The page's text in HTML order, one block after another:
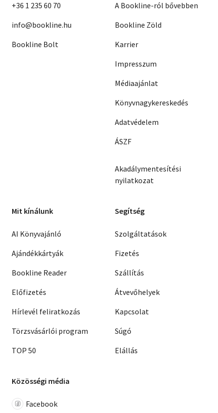
+36 1 235 60 70
info@bookline.hu
Bookline Bolt
A Bookline-ról bővebben
Bookline Zöld
Karrier
Impresszum
Médiaajánlat
Könyvnagykereskedés
Adatvédelem
ÁSZF
Akadálymentesítési
nyilatkozat
Mit kínálunk
AI Könyvajánló
Ajándékkártyák
Bookline Reader
Előfizetés
Hírlevél feliratkozás
Törzsvásárlói program
TOP 50
Segítség
Szolgáltatások
Fizetés
Szállítás
Átvevőhelyek
Kapcsolat
Súgó
Elállás
Közösségi média
Facebook